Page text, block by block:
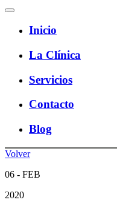
Inicio
La Clínica
Servicios
Contacto
Blog
Volver
06 - FEB
2020